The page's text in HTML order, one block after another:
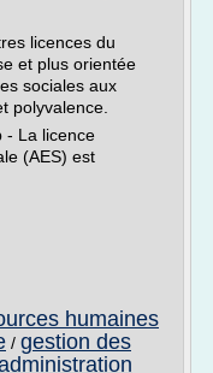
licences du
et plus orientée
sociales aux
polyvalence.
- La licence
(AES) est
humaines
/ gestion des